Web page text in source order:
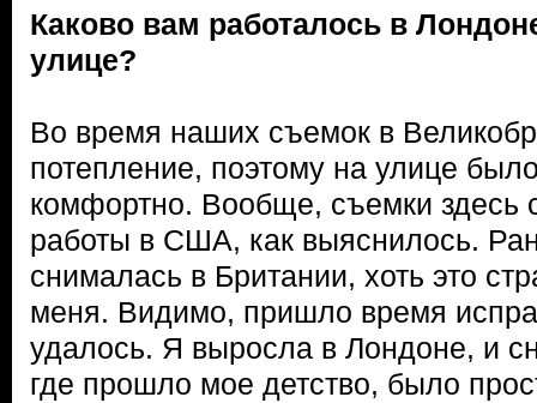
Каково вам работалось в
улице?
Во время наших съемок в
потепление, поэтому на улице
комфортно. Вообще, съемки здесь
работы в США, как выяснилось.
снималась в Британии, хоть это
меня. Видимо, пришло время
удалось. Я выросла в Лондоне, и
где прошло мое детство, было